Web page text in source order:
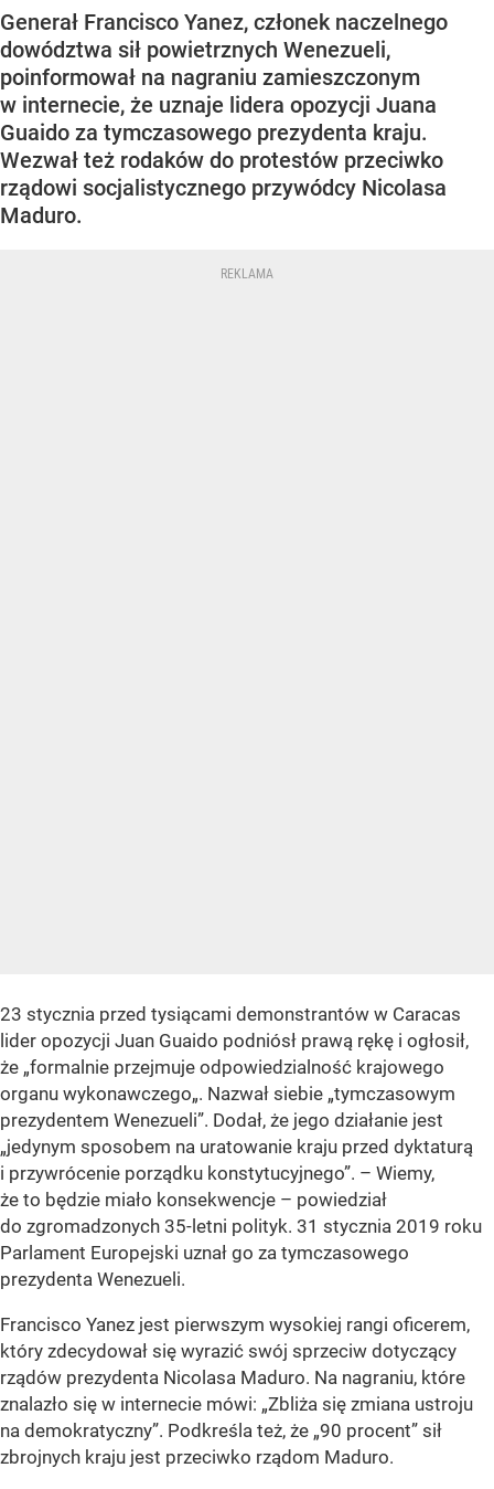
Generał Francisco Yanez, członek naczelnego
dowództwa sił powietrznych Wenezueli,
poinformował na nagraniu zamieszczonym
w internecie, że uznaje lidera opozycji Juana
Guaido za tymczasowego prezydenta kraju.
Wezwał też rodaków do protestów przeciwko
rządowi socjalistycznego przywódcy Nicolasa
Maduro.
23 stycznia przed tysiącami demonstrantów w Caracas
lider opozycji Juan Guaido podniósł prawą rękę i ogłosił,
że „formalnie przejmuje odpowiedzialność krajowego
organu wykonawczego„. Nazwał siebie „tymczasowym
prezydentem Wenezueli”. Dodał, że jego działanie jest
„jedynym sposobem na uratowanie kraju przed dyktaturą
i przywrócenie porządku konstytucyjnego”. – Wiemy,
że to będzie miało konsekwencje – powiedział
do zgromadzonych 35-letni polityk. 31 stycznia 2019 roku
Parlament Europejski uznał go za tymczasowego
prezydenta Wenezueli.
Francisco Yanez jest pierwszym wysokiej rangi oficerem,
który zdecydował się wyrazić swój sprzeciw dotyczący
rządów prezydenta Nicolasa Maduro. Na nagraniu, które
znalazło się w internecie mówi: „Zbliża się zmiana ustroju
na demokratyczny”. Podkreśla też, że „90 procent” sił
zbrojnych kraju jest przeciwko rządom Maduro.